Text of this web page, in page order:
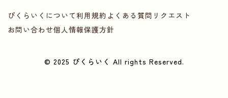
ぴくらいくについて利用規約 よくある質問 リクエスト
お問い合わせ個人情報保護方針
© 2025 ぴくらいく All rights Reserved.